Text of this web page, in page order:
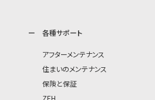
各種サポート
アフターメンテナンス
住まいのメンテナンス
保険と保証